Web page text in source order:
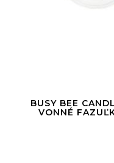
BUSY BEE
VONNÉ